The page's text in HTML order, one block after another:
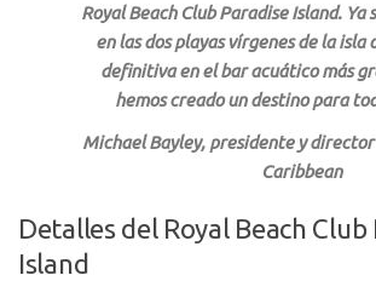
Royal Beach Club Paradise Island. Ya
en las dos playas vírgenes de la isla
definitiva en el bar acuático más
hemos creado un destino para
Michael Bayley, presidente y
Caribbean
Detalles del Royal Beach Club
Island